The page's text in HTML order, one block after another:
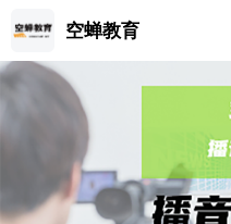
空蝉教育